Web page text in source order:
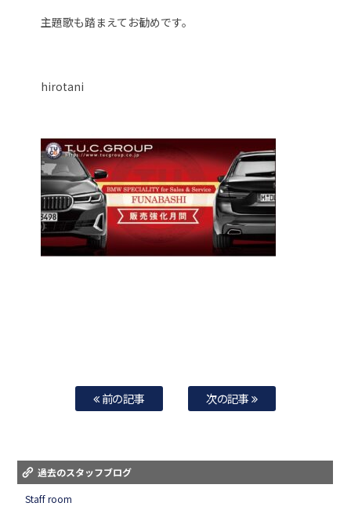
主題歌も踏まえてお勧めです。
hirotani
前の記事 次の記事
過去のスタッフブログ
Staff room